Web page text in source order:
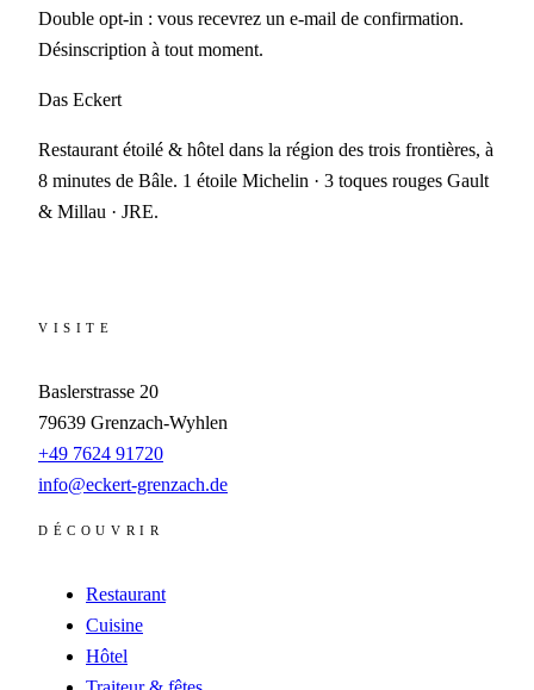
Double opt-in : vous recevrez un e-mail de confirmation.
Désinscription à tout moment.
Das Eckert
Restaurant étoilé & hôtel dans la région des trois frontières, à
8 minutes de Bâle. 1 étoile Michelin · 3 toques rouges Gault
& Millau · JRE.
VISITE
Baslerstrasse 20
79639 Grenzach-Wyhlen
+49 7624 91720
info@eckert-grenzach.de
DÉCOUVRIR
Restaurant
Cuisine
Hôtel